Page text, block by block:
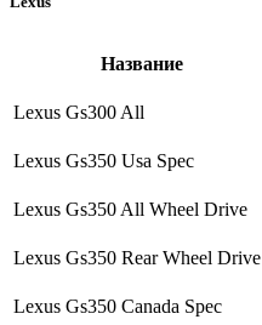
Название
Lexus Gs300 All
Lexus Gs350 Usa Spec
Lexus Gs350 All Wheel Drive
Lexus Gs350 Rear Wheel Drive
Lexus Gs350 Canada Spec